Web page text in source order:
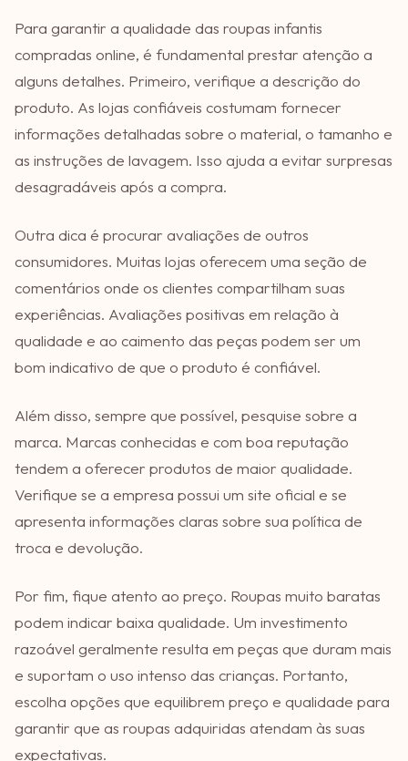
Para garantir a qualidade das roupas infantis
compradas online, é fundamental prestar atenção a
alguns detalhes. Primeiro, verifique a descrição do
produto. As lojas confiáveis costumam fornecer
informações detalhadas sobre o material, o tamanho e
as instruções de lavagem. Isso ajuda a evitar surpresas
desagradáveis após a compra.
Outra dica é procurar avaliações de outros
consumidores. Muitas lojas oferecem uma seção de
comentários onde os clientes compartilham suas
experiências. Avaliações positivas em relação à
qualidade e ao caimento das peças podem ser um
bom indicativo de que o produto é confiável.
Além disso, sempre que possível, pesquise sobre a
marca. Marcas conhecidas e com boa reputação
tendem a oferecer produtos de maior qualidade.
Verifique se a empresa possui um site oficial e se
apresenta informações claras sobre sua política de
troca e devolução.
Por fim, fique atento ao preço. Roupas muito baratas
podem indicar baixa qualidade. Um investimento
razoável geralmente resulta em peças que duram mais
e suportam o uso intenso das crianças. Portanto,
escolha opções que equilibrem preço e qualidade para
garantir que as roupas adquiridas atendam às suas
expectativas.